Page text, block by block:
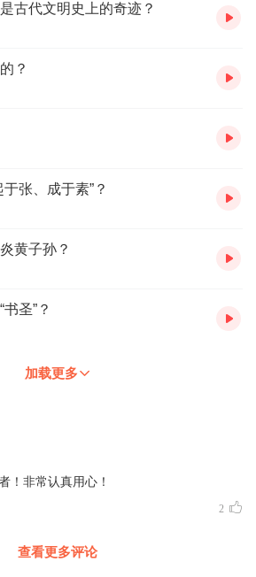
古代文明史上的奇迹？
？
张、成于素”？
黄子孙？
圣”？
加载更多
！非常认真用心！
2
查看更多评论